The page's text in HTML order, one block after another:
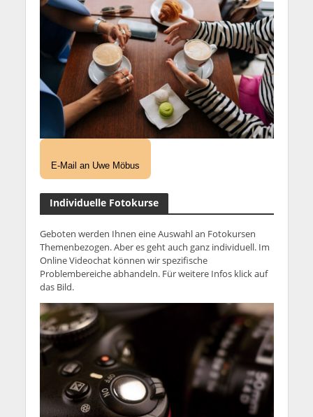
E-Mail an Uwe Möbus
Individuelle Fotokurse
Geboten werden Ihnen eine Auswahl an Fotokursen
Themenbezogen. Aber es geht auch ganz individuell. Im
Online Videochat können wir spezifische
Problembereiche abhandeln. Für weitere Infos klick auf
das Bild.